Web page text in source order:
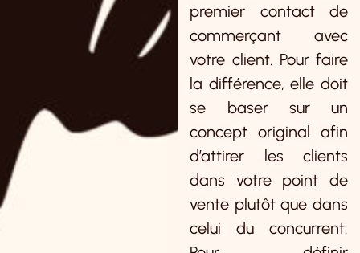
premier contact de
commerçant avec
votre client. Pour faire
la différence, elle doit
se baser sur un
concept original afin
d’attirer les clients
dans votre point de
vente plutôt que dans
celui du concurrent.